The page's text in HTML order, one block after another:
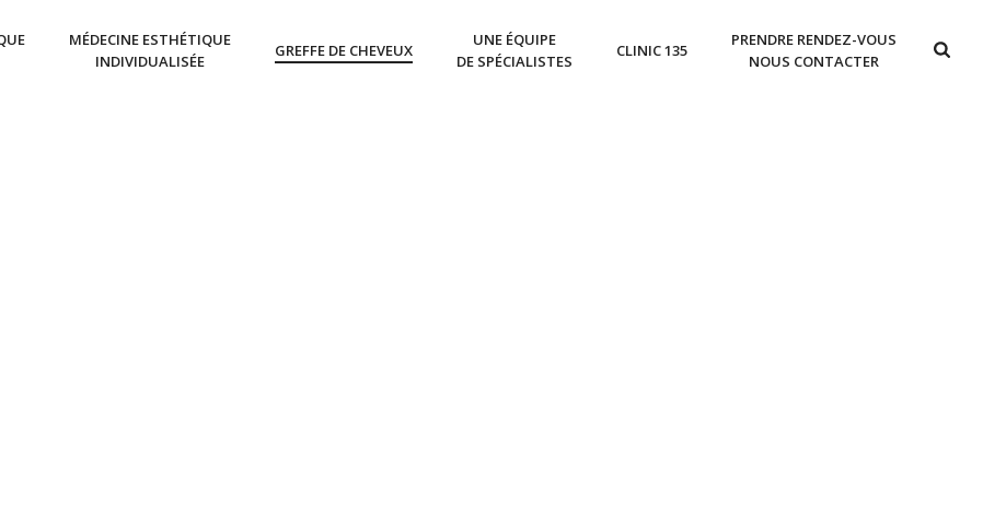
MÉDECINE ESTHÉTIQUE
INDIVIDUALISÉE
GREFFE DE CHEVEUX
UNE ÉQUIPE
DE SPÉCIALISTES
CLINIC 135
PRENDRE RENDEZ-VOUS
NOUS CONTACTER